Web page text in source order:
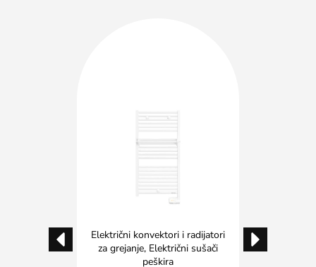
Električni konvektori i radijatori
za grejanje, Električni sušači
peškira